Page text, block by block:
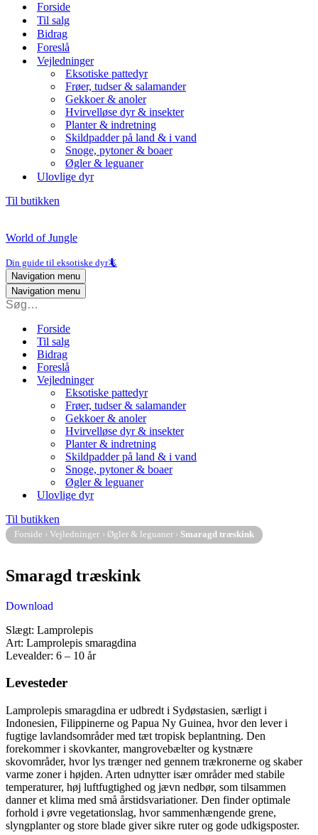
Forside
Til salg
Bidrag
Foreslå
Vejledninger
Eksotiske pattedyr
Frøer, tudser & salamander
Gekkoer & anoler
Hvirvelløse dyr & insekter
Planter & indretning
Skildpadder på land & i vand
Snoge, pytoner & boaer
Øgler & leguaner
Ulovlige dyr
Til butikken
World of Jungle
Din guide til eksotiske dyr🦎
Navigation menu
Navigation menu
Forside
Til salg
Bidrag
Foreslå
Vejledninger
Eksotiske pattedyr
Frøer, tudser & salamander
Gekkoer & anoler
Hvirvelløse dyr & insekter
Planter & indretning
Skildpadder på land & i vand
Snoge, pytoner & boaer
Øgler & leguaner
Ulovlige dyr
Til butikken
Forside › Vejledninger › Øgler & leguaner › Smaragd træskink
Smaragd træskink
Download
Slægt: Lamprolepis
Art: Lamprolepis smaragdina
Levealder: 6 – 10 år
Levesteder
Lamprolepis smaragdina er udbredt i Sydøstasien, særligt i
Indonesien, Filippinerne og Papua Ny Guinea, hvor den lever i
fugtige lavlandsområder med tæt tropisk beplantning. Den
forekommer i skovkanter, mangrovebælter og kystnære
skovområder, hvor lys trænger ned gennem trækronerne og skaber
varme zoner i højden. Arten udnytter især områder med stabile
temperaturer, høj luftfugtighed og jævn nedbør, som tilsammen
danner et klima med små årstidsvariationer. Den finder optimale
forhold i øvre vegetationslag, hvor sammenhængende grene,
slyngplanter og store blade giver sikre ruter og gode udkigsposter.